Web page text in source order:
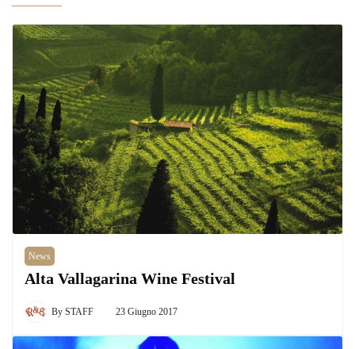
News
Alta Vallagarina Wine Festival
By STAFF 23 Giugno 2017